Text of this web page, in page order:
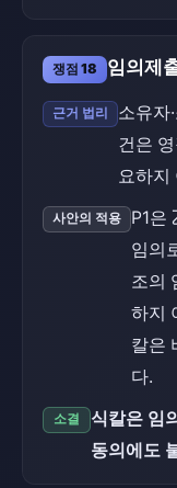
쟁점 18 임의제
근거 법리
소유자
건은
요하지
사안의 적용
P1은
임의
조의
하지
칼은
다.
소결
식칼은 임
동의에도